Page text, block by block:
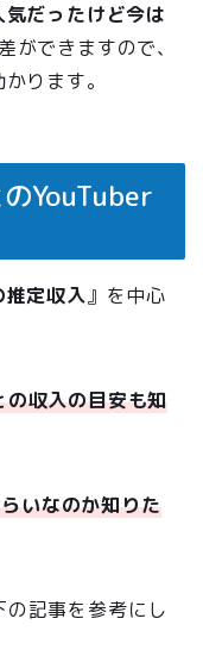
気だったけど今は
ができますので、
ります。
YouTuber
定収入』を中心
収入の目安も知
いなのか知りた
記事を参考にし